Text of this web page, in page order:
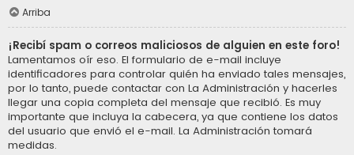
Arriba
¡Recibí spam o correos maliciosos de alguien en este foro!
Lamentamos oír eso. El formulario de e-mail incluye
identificadores para controlar quién ha enviado tales mensajes,
por lo tanto, puede contactar con La Administración y hacerles
llegar una copia completa del mensaje que recibió. Es muy
importante que incluya la cabecera, ya que contiene los datos
del usuario que envió el e-mail. La Administración tomará
medidas.